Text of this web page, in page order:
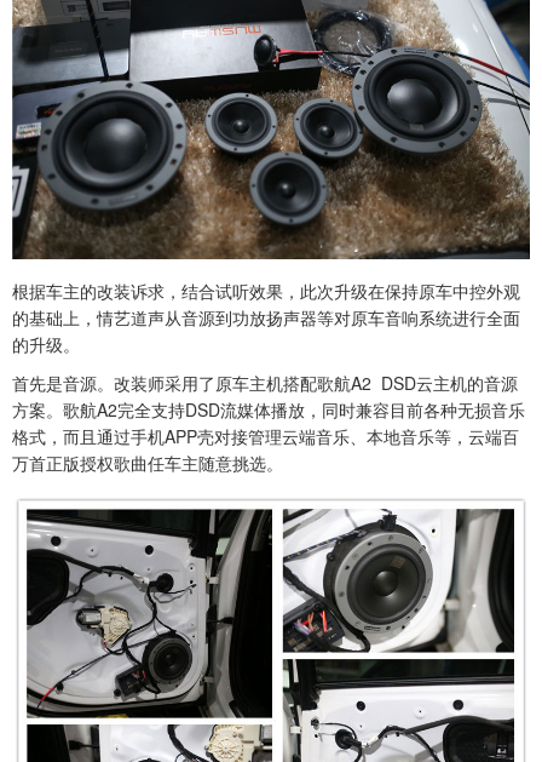
根据车主的改装诉求，结合试听效果，此次升级在保持原车中控外观
的基础上，情艺道声从音源到功放扬声器等对原车音响系统进行全面
的升级。
首先是音源。改装师采用了原车主机搭配歌航A2 DSD云主机的音源
方案。歌航A2完全支持DSD流媒体播放，同时兼容目前各种无损音乐
格式，而且通过手机APP壳对接管理云端音乐、本地音乐等，云端百
万首正版授权歌曲任车主随意挑选。